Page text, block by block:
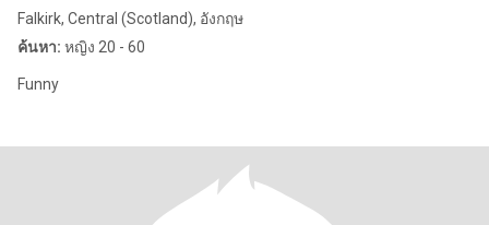
Falkirk, Central (Scotland), อังกฤษ
ค้นหา: หญิง 20 - 60
Funny